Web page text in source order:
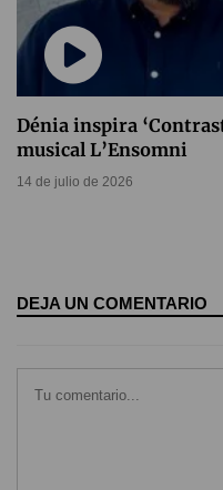
Dénia inspira
musical L’Ensomni
14 de julio de 2026
DEJA UN COMENTARIO